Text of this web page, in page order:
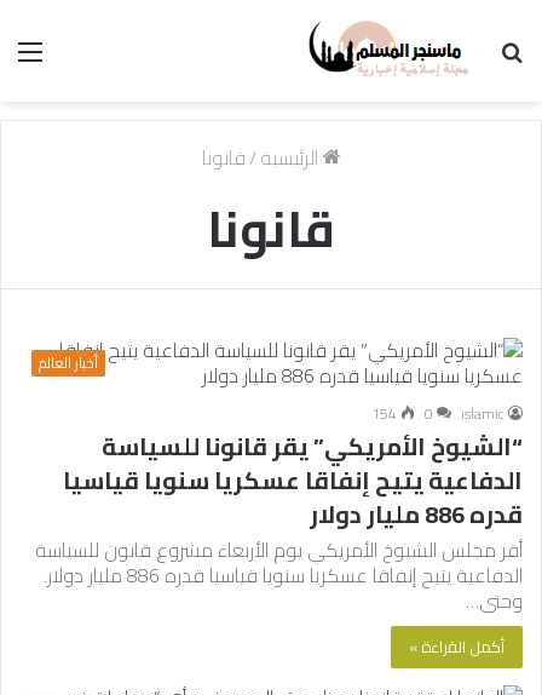
الرئيسية/قانونا
قانونا
أخبار العالم
islamic
0
154
“الشيوخ الأمريكي” يقر قانونا للسياسة
الدفاعية يتيح إنفاقا عسكريا سنويا قياسيا
قدره 886 مليار دولار
أقر مجلس الشيوخ الأمريكي يوم الأربعاء مشروع قانون للسياسة
الدفاعية يتيح إنفاقا عسكريا سنويا قياسيا قدره 886 مليار دولار.
وحتى…
أكمل القراءة »